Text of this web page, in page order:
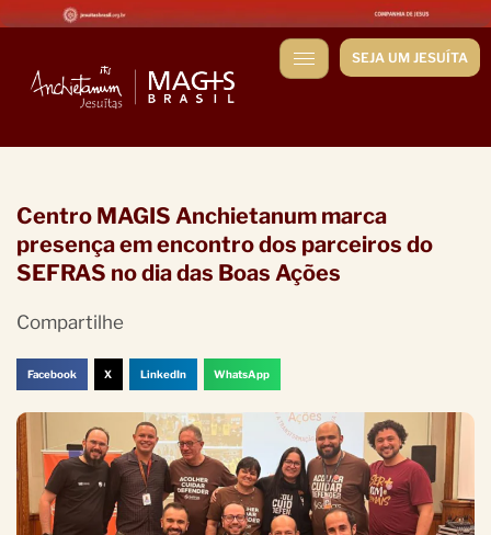
SEJA UM JESUÍTA
Centro MAGIS Anchietanum marca
presença em encontro dos parceiros do
SEFRAS no dia das Boas Ações
Compartilhe
Facebook X LinkedIn WhatsApp